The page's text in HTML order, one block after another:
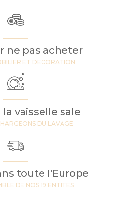
ne pas acheter
ET DECORATION
vaisselle sale
DU LAVAGE
toute l'Europe
DE NOS 19 ENTITES